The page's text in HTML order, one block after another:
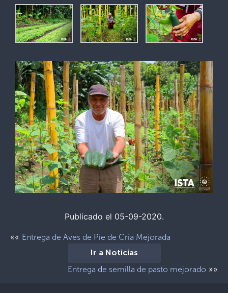
Publicado el 05-09-2020.
«« Entrega de Aves de Pie de Cría Mejorada
Ir a Noticias
Entrega de semilla de pasto mejorado »»